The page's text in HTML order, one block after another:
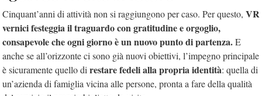
Cinquant’anni di attività non si raggiungono per caso. Per questo, VR
vernici festeggia il traguardo con gratitudine e orgoglio,
consapevole che ogni giorno è un nuovo punto di partenza.E
anche se all’orizzonte ci sono già nuovi obiettivi, l’impegno principale
è sicuramente quello di restare fedeli alla propria identità: quella di
un’azienda di famiglia vicina alle persone, pronta a fare della qualità